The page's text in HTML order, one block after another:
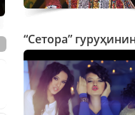
“Сетора”